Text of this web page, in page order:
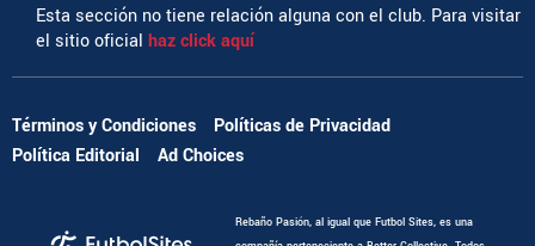
Esta sección no tiene relación alguna con el club. Para visitar
el sitio oficial haz click aquí
Términos y Condiciones
Políticas de Privacidad
Política Editorial
Ad Choices
Rebaño Pasión, al igual que Futbol Sites, es una